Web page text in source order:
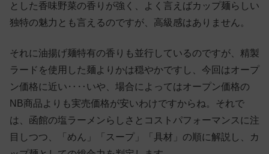
とした香味野菜の香りが強く、よく言えばカップ麺らしい
独特の魅力とも言えるのですが、高級感はありません。
それに油揚げ麺特有の香りも並行しているのですが、精製
ラードを使用した麺よりかは穏やかですし、今回はオープ
ン価格に近い‥‥いや、場合によってはオープン価格の
NB商品よりも実売価格が安いわけですからね。それで
は、函館の塩ラーメンらしさとコストパフォーマンスに注
目しつつ、「めん」「スープ」「具材」の順に解説し、カ